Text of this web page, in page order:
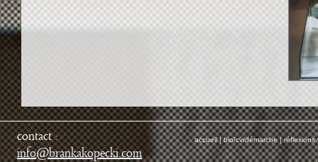
contact :
info@brankakopecki.com
accueil|bio/cv/démarche|réflexions